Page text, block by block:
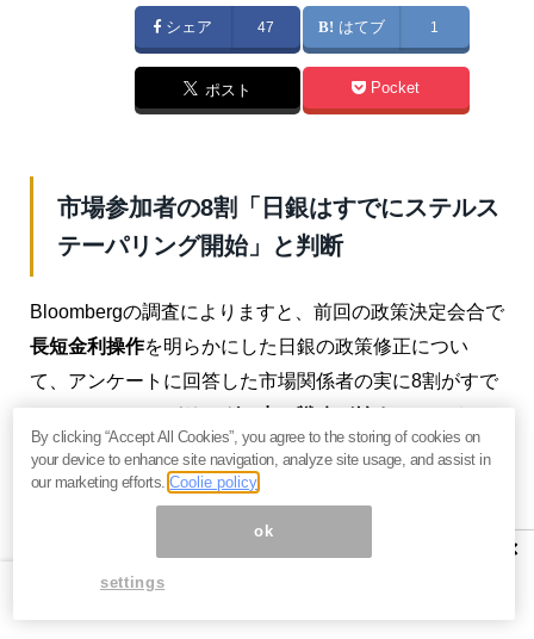
シェア 47 はてブ 1
ポスト Pocket
市場参加者の8割「日銀はすでにステルス
テーパリング開始」と判断
Bloombergの調査によりますと、前回の政策決定会合で
長短金利操作を明らかにした日銀の政策修正につい
て、アンケートに回答した市場関係者の実に8割がすで
認識しているとのこと。
これが市場のコンセンサスならば、もはや
可能性も出てきているのです。 ×
By clicking “Accept All Cookies”, you agree to the storing of cookies on
your device to enhance site navigation, analyze site usage, and assist in
our marketing efforts.Coolie policy
ok
settings